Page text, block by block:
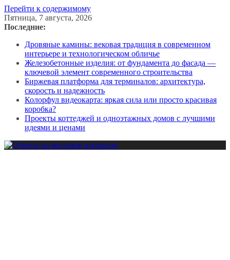
Перейти к содержимому
Пятница, 7 августа, 2026
Последние:
Дровяные камины: вековая традиция в современном
интерьере и технологическом обличье
Железобетонные изделия: от фундамента до фасада —
ключевой элемент современного строительства
Биржевая платформа для терминалов: архитектура,
скорость и надежность
Колорфул видеокарта: яркая сила или просто красивая
коробка?
Проекты коттеджей и одноэтажных домов с лучшими
идеями и ценами